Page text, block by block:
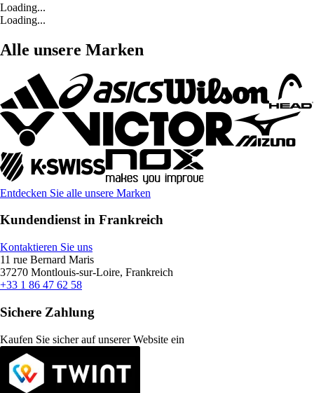
Loading...
Loading...
Alle unsere Marken
Entdecken Sie alle unsere Marken
Kundendienst in Frankreich
Kontaktieren Sie uns
11 rue Bernard Maris
37270 Montlouis-sur-Loire, Frankreich
+33 1 86 47 62 58
Sichere Zahlung
Kaufen Sie sicher auf unserer Website ein